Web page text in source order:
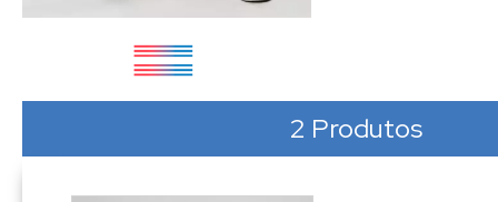
2 Produtos